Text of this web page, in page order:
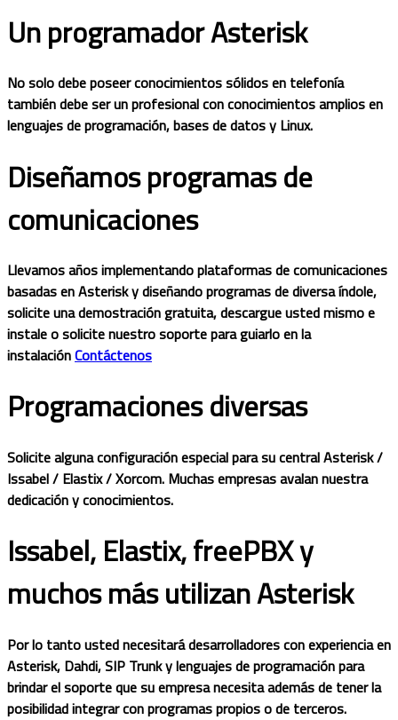
Un programador Asterisk
No solo debe poseer conocimientos sólidos en telefonía
también debe ser un profesional con conocimientos amplios en
lenguajes de programación, bases de datos y Linux.
Diseñamos programas de
comunicaciones
Llevamos años implementando plataformas de comunicaciones
basadas en Asterisk y diseñando programas de diversa índole,
solicite una demostración gratuita, descargue usted mismo e
instale o solicite nuestro soporte para guiarlo en la
instalaciónContáctenos
Programaciones diversas
Solicite alguna configuración especial para su central Asterisk /
Issabel / Elastix / Xorcom. Muchas empresas avalan nuestra
dedicación y conocimientos.
Issabel, Elastix, freePBX y
muchos más utilizan Asterisk
Por lo tanto usted necesitará desarrolladores con experiencia en
Asterisk, Dahdi, SIP Trunk y lenguajes de programación para
brindar el soporte que su empresa necesita además de tener la
posibilidad integrar con programas propios o de terceros.